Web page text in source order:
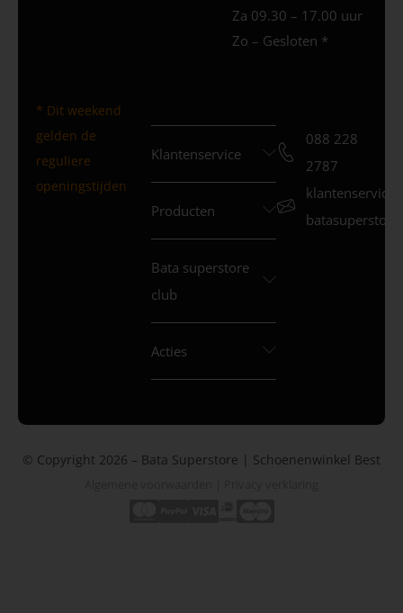
Za 09.30 – 17.00 uur
Zo – Gesloten *
* Dit weekend
gelden de
reguliere
openingstijden
Klantenservice
Producten
Bata superstore
club
Acties
088 228
2787
© Copyright 2026 – Bata Superstore | Schoenenwinkel Best